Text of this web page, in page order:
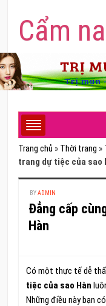
Cẩm
Trang chủ » Thời trang »
trang dự tiệc của sao
BYADMIN
Đẳng cấp
Hàn
Có một thực tế dễ
tiệc của sao Hàn
Những điều này bạn